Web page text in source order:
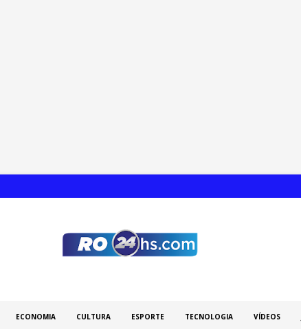
ECONOMIA CULTURA ESPORTE TECNOLOGIA VÍDEOS